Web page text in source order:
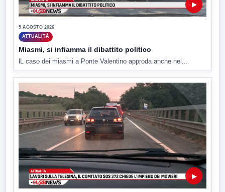
▶
5 AGOSTO 2026
ATTUALITÀ
Miasmi, si infiamma il dibattito politico
lL caso dei miasmi a Ponte Valentino approda anche nel...
▶